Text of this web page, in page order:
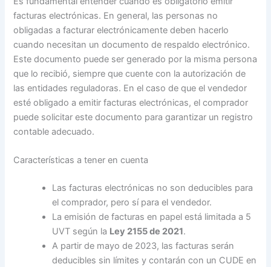
facturas electrónicas. En general, las personas no
obligadas a facturar electrónicamente deben hacerlo
cuando necesitan un documento de respaldo electrónico.
Este documento puede ser generado por la misma persona
que lo recibió, siempre que cuente con la autorización de
las entidades reguladoras. En el caso de que el vendedor
esté obligado a emitir facturas electrónicas, el comprador
puede solicitar este documento para garantizar un registro
contable adecuado.
Características a tener en cuenta
Las facturas electrónicas no son deducibles para
el comprador, pero sí para el vendedor.
La emisión de facturas en papel está limitada a 5
UVT según la Ley 2155 de 2021.
A partir de mayo de 2023, las facturas serán
deducibles sin límites y contarán con un CUDE en